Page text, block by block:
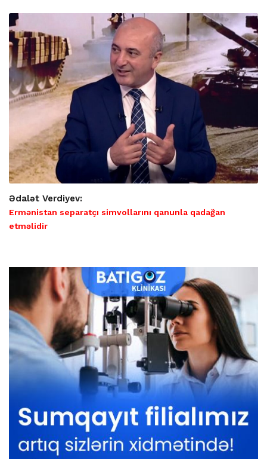
Ədalət Verdiyev:
Ermənistan separatçı simvollarını qanunla qadağan
etməlidir